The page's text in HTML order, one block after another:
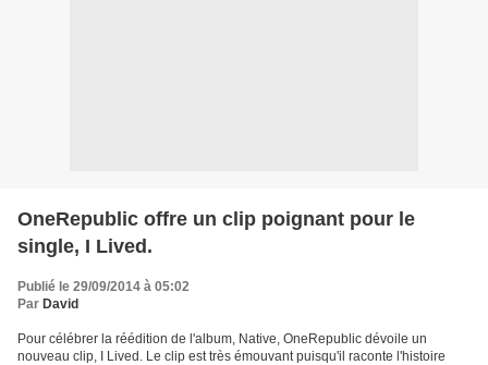
OneRepublic offre un clip poignant pour le
single, I Lived.
Publié le 29/09/2014 à 05:02
Par David
Pour célébrer la réédition de l'album, Native, OneRepublic dévoile un
nouveau clip, I Lived. Le clip est très émouvant puisqu'il raconte l'histoire